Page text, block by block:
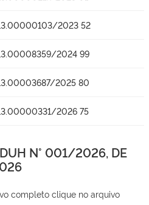
2023 52
2024 99
2025 80
2026 75
N° 001/2026, DE
completo clique no arquivo